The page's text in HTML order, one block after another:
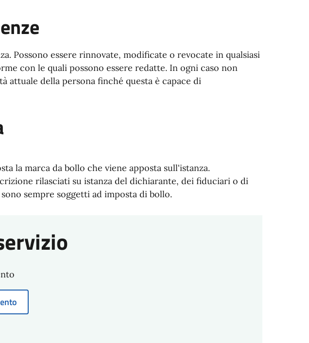
Possono essere rinnovate, modificate o revocate in qualsiasi
con le quali possono essere redatte. In ogni caso non
attuale della persona finché questa è capace di
la marca da bollo che viene apposta sull'istanza.
rilasciati su istanza del dichiarante, dei fiduciari o di
sempre soggetti ad imposta di bollo.